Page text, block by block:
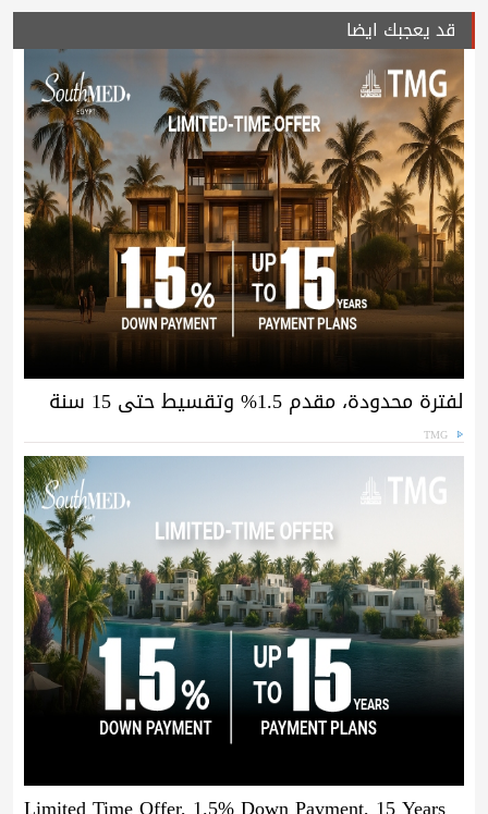
قد يعجبك ايضا
لفترة محدودة، مقدم 1.5% وتقسيط حتى 15 سنة
TMG